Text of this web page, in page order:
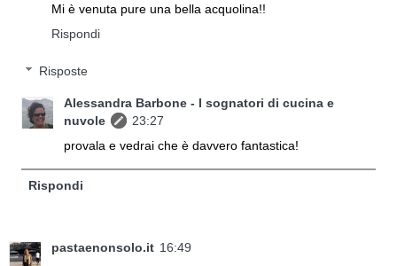
Mi è venuta pure una bella acquolina!!
Rispondi
Risposte
Alessandra Barbone - I sognatori di cucina e
nuvole
23:27
provala e vedrai che è davvero fantastica!
Rispondi
pastaenonsolo.it 16:49